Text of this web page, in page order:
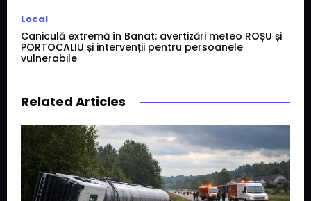
Local
Caniculă extremă în Banat: avertizări meteo ROȘU și
PORTOCALIU și intervenții pentru persoanele
vulnerabile
Related Articles